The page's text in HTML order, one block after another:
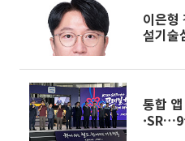
이은형
설기술
통합
·SR…9